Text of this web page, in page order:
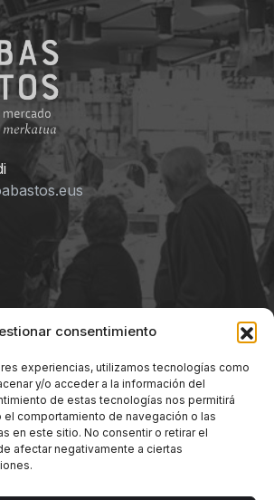
consentimiento
experiencias, utilizamos tecnologías como
y/o acceder a la información del
de estas tecnologías nos permitirá
comportamiento de navegación o las
en este sitio. No consentir o retirar el
afectar negativamente a ciertas